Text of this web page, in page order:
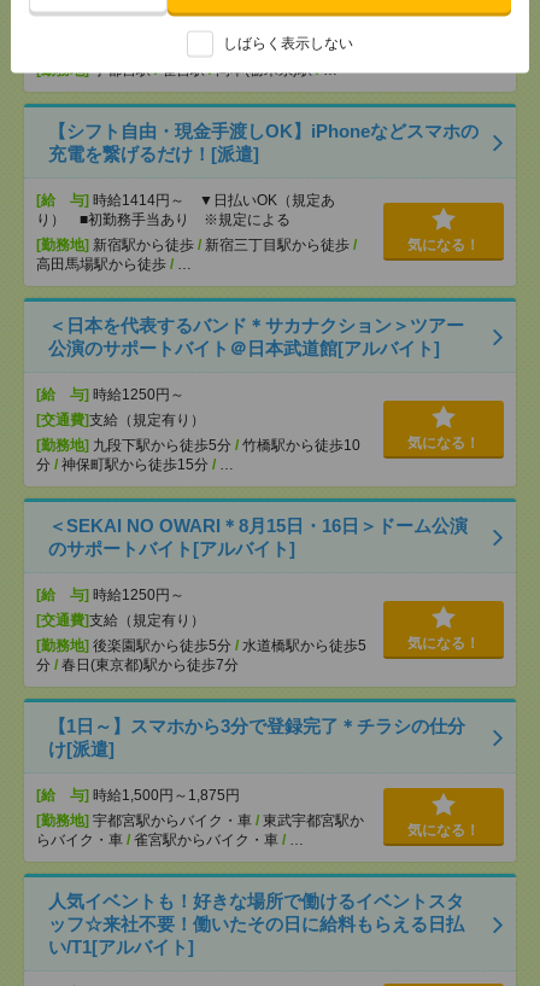
しばらく表示しない
OK ■扶養内OK ■日収1万400円以上
交通費全額支給（ガソリン代もOK！）
[勤務地]宇都宮駅/雀宮駅/岡本(栃木県)駅/…
【シフト自由・現金手渡しOK】iPhoneなどスマホの
充電を繋げるだけ！[派遣]
[給 与] 時給1414円～ ▼日払いOK（規定あ
り） ■初勤務手当あり ※規定による
[勤務地] 新宿駅から徒歩 / 新宿三丁目駅から徒歩 /
高田馬場駅から徒歩 / …
気になる！
＜日本を代表するバンド＊サカナクション＞ツアー
公演のサポートバイト＠日本武道館[アルバイト]
[給 与] 時給1250円～
[交通費]支給（規定有り）
[勤務地] 九段下駅から徒歩5分 / 竹橋駅から徒歩10
分 / 神保町駅から徒歩15分 / …
気になる！
＜SEKAI NO OWARI＊8月15日・16日＞ドーム公演
のサポートバイト[アルバイト]
[給 与] 時給1250円～
[交通費]支給（規定有り）
[勤務地] 後楽園駅から徒歩5分 / 水道橋駅から徒歩5
分 / 春日(東京都)駅から徒歩7分
気になる！
【1日～】スマホから3分で登録完了＊チラシの仕分
け[派遣]
[給 与] 時給1,500円～1,875円
[勤務地] 宇都宮駅からバイク・車 / 東武宇都宮駅か
らバイク・車 / 雀宮駅からバイク・車 / …
気になる！
人気イベントも！好きな場所で働けるイベントスタ
ッフ☆来社不要！働いたその日に給料もらえる日払
い/T1[アルバイト]